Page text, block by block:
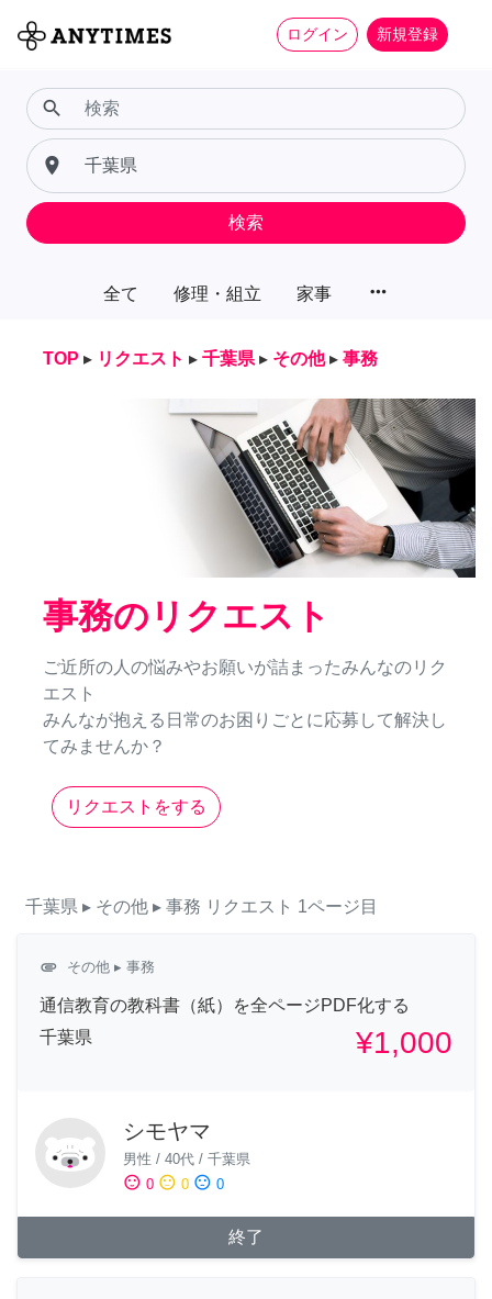
ログイン 新規登録
全て 修理・組立 家事 more_horiz
search
place
検索
TOP ▸ リクエスト ▸ 千葉県 ▸ その他 ▸ 事務
事務のリクエスト
ご近所の人の悩みやお願いが詰まったみんなのリク
エスト
みんなが抱える日常のお困りごとに応募して解決し
てみませんか？
リクエストをする
千葉県 ▸ その他 ▸ 事務 リクエスト 1ページ目
attachment その他 ▸ 事務
通信教育の教科書（紙）を全ページPDF化する
千葉県
¥1,000
シモヤマ
男性 / 40代 / 千葉県
sentiment_satisfied 0 sentiment_neutral 0 sentiment_dissatisfied 0
終了